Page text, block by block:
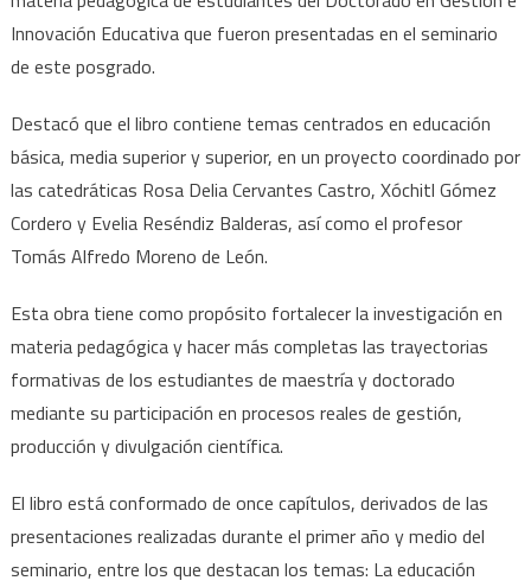
Innovación Educativa que fueron presentadas en el seminario
de este posgrado.
Destacó que el libro contiene temas centrados en educación
básica, media superior y superior, en un proyecto coordinado por
las catedráticas Rosa Delia Cervantes Castro, Xóchitl Gómez
Cordero y Evelia Reséndiz Balderas, así como el profesor
Tomás Alfredo Moreno de León.
Esta obra tiene como propósito fortalecer la investigación en
materia pedagógica y hacer más completas las trayectorias
formativas de los estudiantes de maestría y doctorado
mediante su participación en procesos reales de gestión,
producción y divulgación científica.
El libro está conformado de once capítulos, derivados de las
presentaciones realizadas durante el primer año y medio del
seminario, entre los que destacan los temas: La educación